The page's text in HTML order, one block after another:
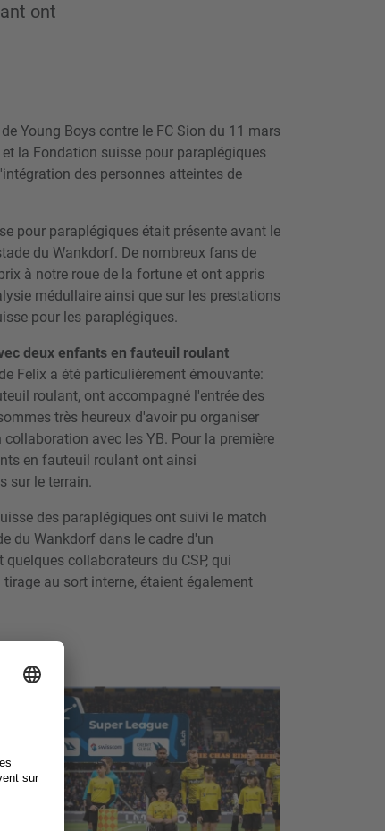
ont
Young Boys contre le FC Sion du 11 mars
la Fondation suisse pour paraplégiques
des personnes atteintes de
pour paraplégiques était présente avant le
du Wankdorf. De nombreux fans de
à notre roue de la fortune et ont appris
médullaire ainsi que sur les prestations
pour les paraplégiques.
deux enfants en fauteuil roulant
Felix a été particulièrement émouvante:
roulant, ont accompagné l'entrée des
très heureux d'avoir pu organiser
avec les YB. Pour la première
en fauteuil roulant ont ainsi
sur le terrain.
des paraplégiques ont suivi le match
du Wankdorf dans le cadre d'un
collaborateurs du CSP, qui
au sort interne, étaient également